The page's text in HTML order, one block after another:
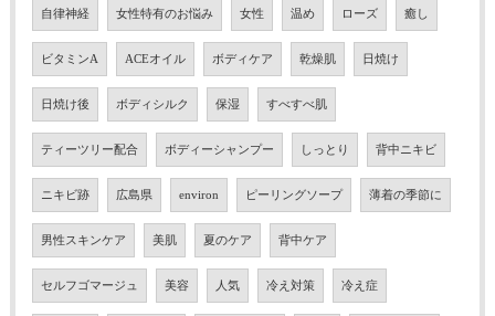
自律神経 女性特有のお悩み 女性 温め ローズ 癒し
ビタミンA ACEオイル ボディケア 乾燥肌 日焼け
日焼け後 ボディシルク 保湿 すべすべ肌
ティーツリー配合 ボディーシャンプー しっとり 背中ニキビ
ニキビ跡 広島県 environ ピーリングソープ 薄着の季節に
男性スキンケア 美肌 夏のケア 背中ケア
セルフゴマージュ 美容 人気 冷え対策 冷え症